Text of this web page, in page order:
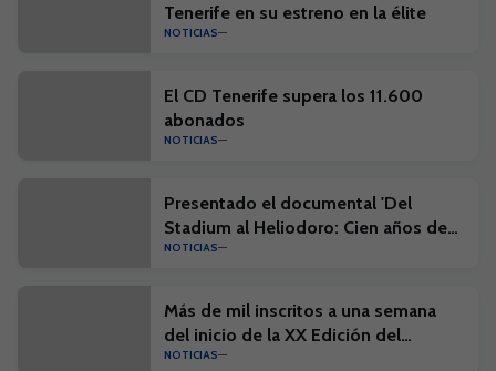
Tenerife en su estreno en la élite
NOTICIAS
El CD Tenerife supera los 11.600
abonados
NOTICIAS
Presentado el documental 'Del
Stadium al Heliodoro: Cien años de
historia'
NOTICIAS
Más de mil inscritos a una semana
del inicio de la XX Edición del
Campus Suma y el I Campus Suma
NOTICIAS